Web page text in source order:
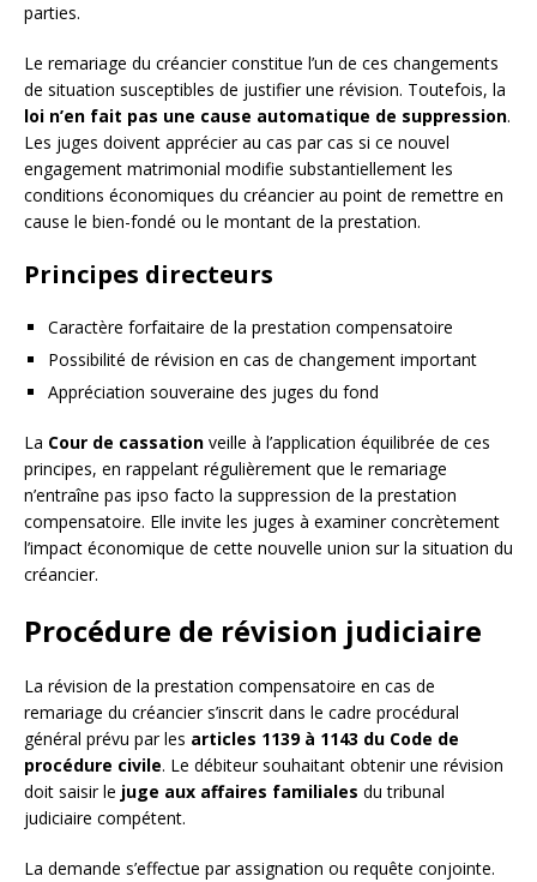
parties.
Le remariage du créancier constitue l’un de ces changements
de situation susceptibles de justifier une révision. Toutefois, la
loi n’en fait pas une cause automatique de suppression.
Les juges doivent apprécier au cas par cas si ce nouvel
engagement matrimonial modifie substantiellement les
conditions économiques du créancier au point de remettre en
cause le bien-fondé ou le montant de la prestation.
Principes directeurs
Caractère forfaitaire de la prestation compensatoire
Possibilité de révision en cas de changement important
Appréciation souveraine des juges du fond
La Cour de cassation veille à l’application équilibrée de ces
principes, en rappelant régulièrement que le remariage
n’entraîne pas ipso facto la suppression de la prestation
compensatoire. Elle invite les juges à examiner concrètement
l’impact économique de cette nouvelle union sur la situation du
créancier.
Procédure de révision judiciaire
La révision de la prestation compensatoire en cas de
remariage du créancier s’inscrit dans le cadre procédural
général prévu par les articles 1139 à 1143 du Code de
procédure civile. Le débiteur souhaitant obtenir une révision
doit saisir le juge aux affaires familiales du tribunal
judiciaire compétent.
La demande s’effectue par assignation ou requête conjointe.